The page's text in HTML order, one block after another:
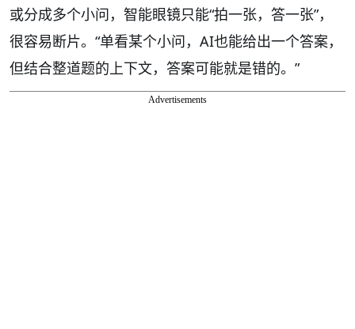
或分成多个小问，智能眼镜只能“拍一张，答一张”，
很容易断片。“单看某个小问，AI也能给出一个答案，
但结合整道题的上下文，答案可能就是错的。”
Advertisements